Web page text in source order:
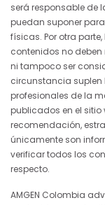
será responsable de
puedan suponer
físicas. Por otra
contenidos no
ni tampoco ser
circunstancia suplen
profesionales de la
publicados en el
recomendación,
únicamente son
verificar todos los
respecto.
AMGEN Colombia